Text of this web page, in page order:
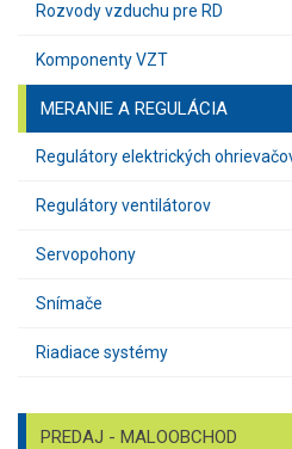
Rozvody vzduchu pre RD
Komponenty VZT
MERANIE A REGULÁCIA
Regulátory elektrických
Regulátory ventilátorov
Servopohony
Snímače
Riadiace systémy
PREDAJ - MALOOBCHOD